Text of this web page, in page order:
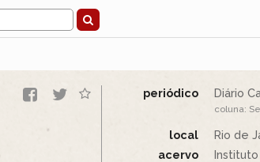
periódico Diário
coluna:
local
Rio de
acervo
Instituto